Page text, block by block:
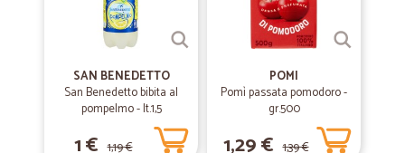
SAN BENEDETTO
San Benedetto bibita al
pompelmo - lt.1,5
1 € 1,19 €
POMI
Pomì passata pomodoro -
gr.500
1,29 € 1,39 €